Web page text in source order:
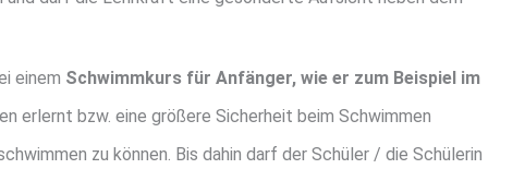
einem Schwimmkurs für Anfänger, wie er zum Beispiel im
erlernt bzw. eine größere Sicherheit beim Schwimmen
zu können. Bis dahin darf der Schüler / die Schülerin